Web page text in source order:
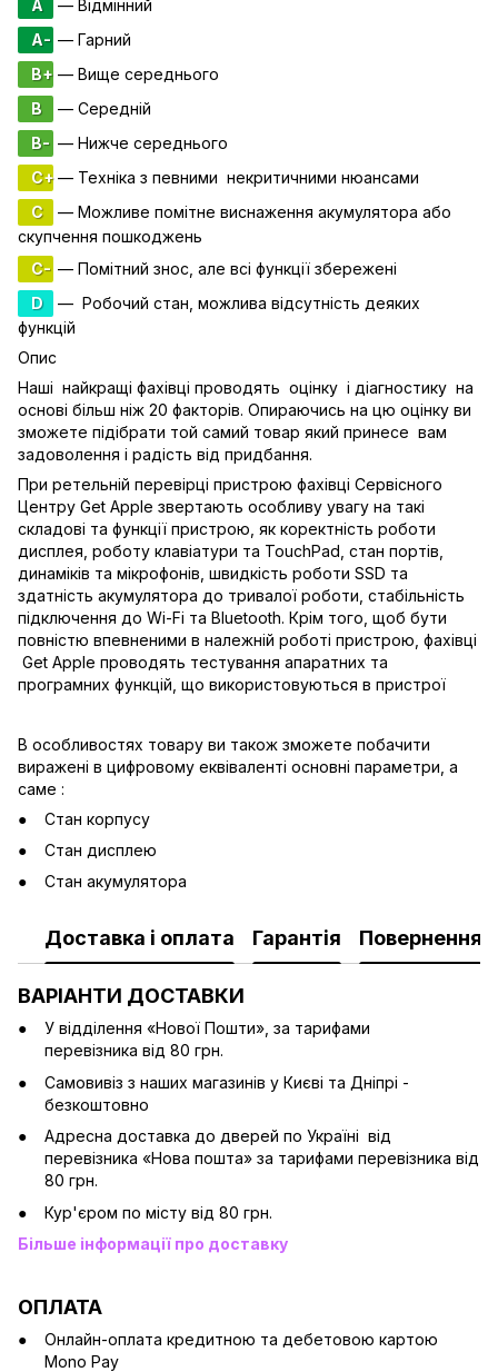
A
— Відмінний
A- — Гарний
B+ — Вище середнього
B
— Середній
B- — Нижче середнього
C+— Техніка з певними некритичними нюансами
C
— Можливе помітне виснаження акумулятора або
скупчення пошкоджень
C- — Помітний знос, але всі функції збережені
D
— Робочий стан, можлива відсутність деяких
функцій
Опис
Наші найкращі фахівці проводять оцінку і діагностику на
основі більш ніж 20 факторів. Опираючись на цю оцінку ви
зможете підібрати той самий товар який принесе вам
задоволення і радість від придбання.
При ретельній перевірці пристрою фахівці Сервісного
Центру Get Apple звертають особливу увагу на такі
складові та функції пристрою, як коректність роботи
дисплея, роботу клавіатури та TouchPad, стан портів,
динаміків та мікрофонів, швидкість роботи SSD та
здатність акумулятора до тривалої роботи, стабільність
підключення до Wi-Fi та Bluetooth. Крім того, щоб бути
повністю впевненими в належній роботі пристрою, фахівці
Get Apple проводять тестування апаратних та
програмних функцій, що використовуються в пристрої
В особливостях товару ви також зможете побачити
виражені в цифровому еквіваленті основні параметри, а
саме :
Стан корпусу
Стан дисплею
Стан акумулятора
Доставка і оплата Гарантія Повернення
ВАРІАНТИ ДОСТАВКИ
У відділення «Нової Пошти», за тарифами
перевізника від 80 грн.
Cамовивіз з наших магазинів у Києві та Дніпрі -
безкоштовно
Адресна доставка до дверей по Україні від
перевізника «Нова пошта» за тарифами перевізника від
80 грн.
Кур'єром по місту від 80 грн.
Більше інформації про доставку
ОПЛАТА
Онлайн-оплата кредитною та дебетовою картою
Mono Pay